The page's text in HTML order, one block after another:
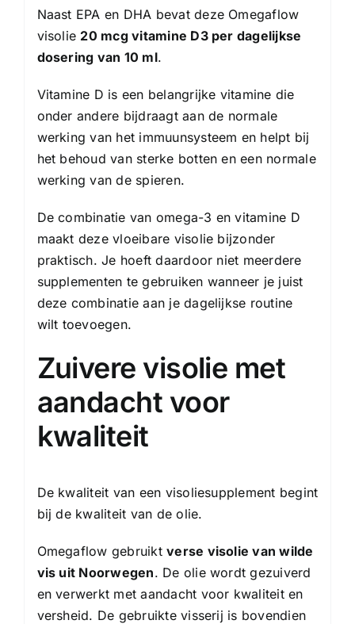
Naast EPA en DHA bevat deze Omegaflow
visolie 20 mcg vitamine D3 per dagelijkse
dosering van 10 ml.
Vitamine D is een belangrijke vitamine die
onder andere bijdraagt aan de normale
werking van het immuunsysteem en helpt bij
het behoud van sterke botten en een normale
werking van de spieren.
De combinatie van omega-3 en vitamine D
maakt deze vloeibare visolie bijzonder
praktisch. Je hoeft daardoor niet meerdere
supplementen te gebruiken wanneer je juist
deze combinatie aan je dagelijkse routine
wilt toevoegen.
Zuivere visolie met
aandacht voor
kwaliteit
De kwaliteit van een visoliesupplement begint
bij de kwaliteit van de olie.
Omegaflow gebruiktverse visolie van wilde
vis uit Noorwegen. De olie wordt gezuiverd
en verwerkt met aandacht voor kwaliteit en
versheid. De gebruikte visserij is bovendien